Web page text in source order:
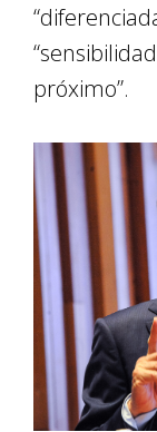
próximo”.